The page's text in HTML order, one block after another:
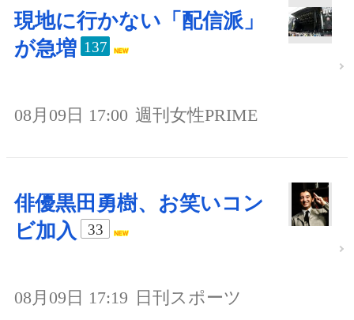
現地に行かない「配信派」
が急増 137
08月09日 17:00 週刊女性PRIME
俳優黒田勇樹、お笑いコン
ビ加入
33
08月09日 17:19 日刊スポーツ